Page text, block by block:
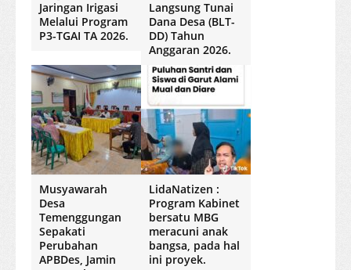
Jaringan Irigasi
Melalui Program
P3-TGAI TA 2026.
Langsung Tunai
Dana Desa (BLT-
DD) Tahun
Anggaran 2026.
Musyawarah
Desa
Temenggungan
Sepakati
Perubahan
APBDes, Jamin
LidaNatizen :
Program Kabinet
bersatu MBG
meracuni anak
bangsa, pada hal
ini proyek.